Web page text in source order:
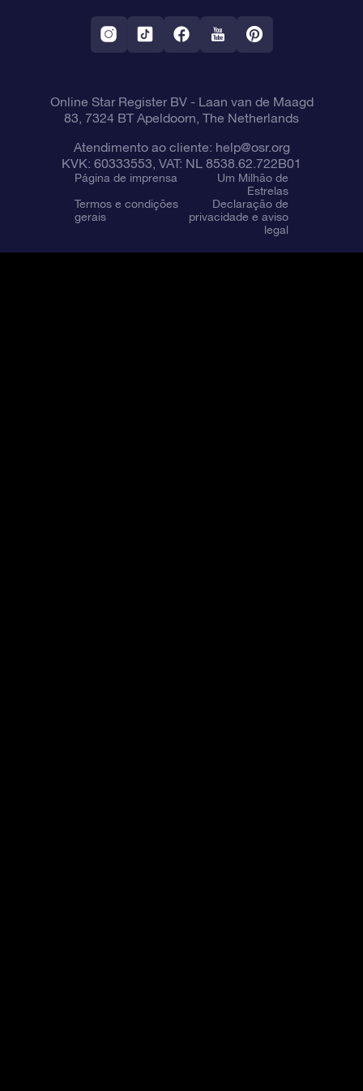
Aplicativo RV Fly me to the stars
Constelações
Online Star Register BV- Laan van de Maagd
83, 7324 BT Apeldoorn, The Netherlands
Atendimento ao cliente: help@osr.org
KVK: 60333553, VAT: NL 8538.62.722B01
Página de imprensa
Um Milhão de
Estrelas
Termos e condições
gerais
Declaração de
privacidade e aviso
legal